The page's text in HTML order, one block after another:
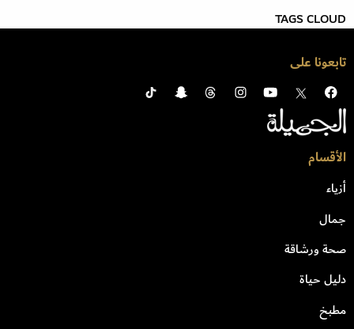
TAGS CLOUD
تابعونا على
الأقسام
أزياء
جمال
صحة ورشاقة
دليل حياة
مطبخ